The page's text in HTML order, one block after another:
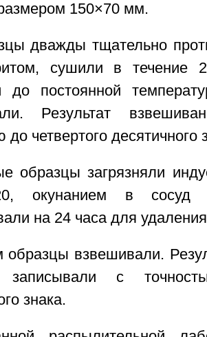
150×70 мм.
дважды тщательно
сушили в течение
до постоянной
Результат
до четвертого десятичного
образцы загрязняли
окунанием в сосуд
на 24 часа для
образцы взвешивали.
записывали с
знака.